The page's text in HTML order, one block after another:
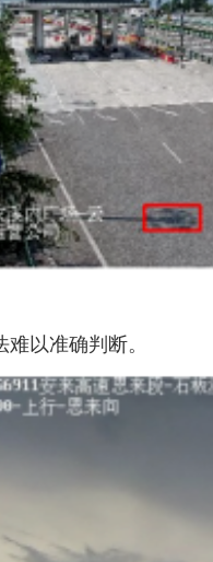
以准确判断。